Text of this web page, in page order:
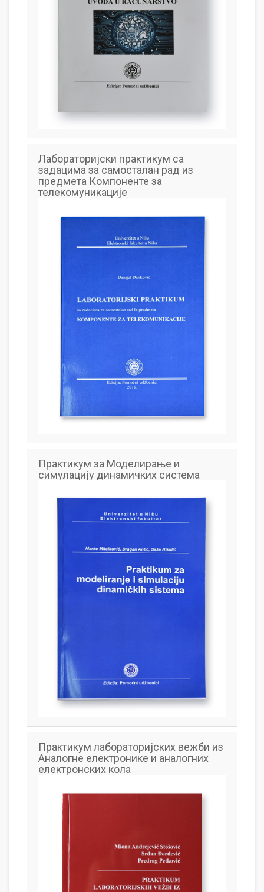
Лабораторијски практикум са
задацима за самосталан рад из
предмета Компоненте за
телекомуникације
Практикум за Моделирање и
симулацију динамичких система
Практикум лабораторијских вежби из
Аналогне електронике и аналогних
електронских кола